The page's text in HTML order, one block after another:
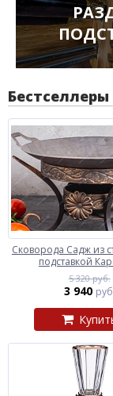
Бестселлеры
Сковорода Садж из
подставкой
5 320 руб.
3 940